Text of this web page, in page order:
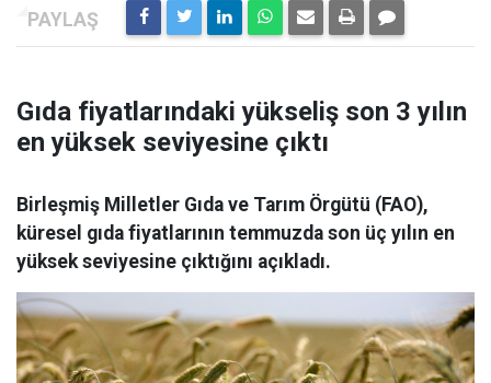
Gıda fiyatlarındaki yükseliş son 3 yılın
en yüksek seviyesine çıktı
Birleşmiş Milletler Gıda ve Tarım Örgütü (FAO),
küresel gıda fiyatlarının temmuzda son üç yılın en
yüksek seviyesine çıktığını açıkladı.